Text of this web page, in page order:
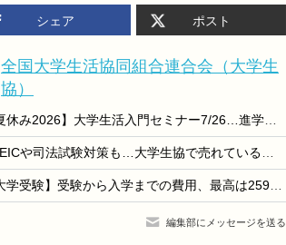
シェア ポスト
全国大学生活協同組合連合会（大学生
協）
【夏休み2026】大学生活入門セミナー7/26…進学費用や準備を解説
TOEICや司法試験対策も…大学生協で売れている本ベスト10
【大学受験】受験から入学までの費用、最高は259万円…大学生協調べ
編集部にメッセージを送る